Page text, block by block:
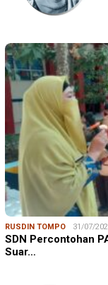
RUSDIN TOMPO 31/07/
SDN Percontohan
Suar…